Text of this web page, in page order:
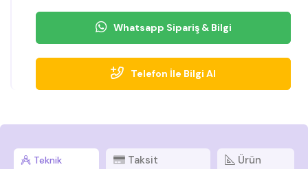
Whatsapp Sipariş & Bilgi
Telefon İle Bilgi Al
Teknik
Taksit
Ürün